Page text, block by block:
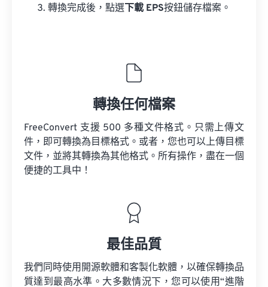
轉換完成後，點選 下載 EPS按鈕儲存檔案。
轉換任何檔案
FreeConvert 支援 500 多種文件格式。只需上傳文
件，即可轉換為目標格式。或者，您也可以上傳目標
文件，並將其轉換為其他格式。所有操作，盡在一個
便捷的工具中！
最佳品質
我們同時使用開源軟體和客製化軟體，以確保轉換品
質達到最高水準。大多數情況下，您可以使用“進階